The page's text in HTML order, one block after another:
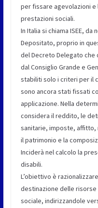
per fissare agevolazioni e
prestazioni sociali.
In Italia si chiama ISEE, da
Depositato, proprio in
del Decreto Delegato
dal Consiglio Grande e
stabiliti solo i criteri per il
sono ancora stati fissati
applicazione. Nella
considera il reddito, le
sanitarie, imposte, affitto,
il patrimonio e la
Inciderà nel calcolo la
disabili.
L’obiettivo è
destinazione delle
sociale, indirizzandole